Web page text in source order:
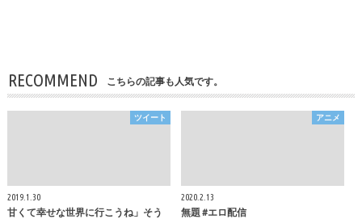
RECOMMEND こちらの記事も人気です。
ツイート
2019.1.30
甘くて幸せな世界に行こうね」そう
アニメ
2020.2.13
無題 #エロ配信